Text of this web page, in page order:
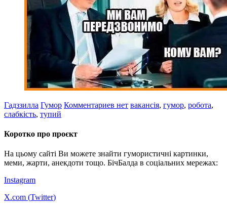
Гадззилла Гумор Комментариев нет вакансія, гумор, робота,
слабкість, тупий
Коротко про проєкт
На цьому сайті Ви можете знайти гумористичні картинки,
меми, жарти, анекдоти тощо. БічБалда в соціальних мережах:
Instagram
X.com (Twitter)